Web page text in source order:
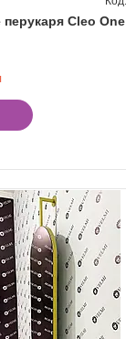
перукаря Cleo One